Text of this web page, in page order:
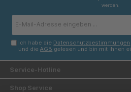
werden.
Mail-
Ich habe die Datenschutzbestimmungen
und die AGB gelesen und bin mit ihnen
Service-Hotline
Shop Service